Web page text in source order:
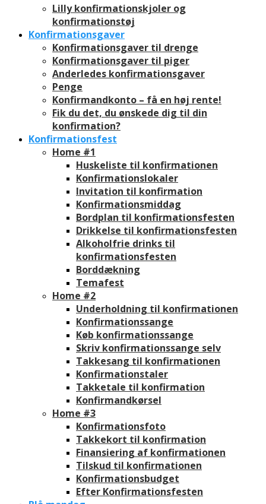
Lilly konfirmationskjoler og
konfirmationstøj
Konfirmationsgaver
Konfirmationsgaver til drenge
Konfirmationsgaver til piger
Anderledes konfirmationsgaver
Penge
Konfirmandkonto – få en høj rente!
Fik du det, du ønskede dig til din
konfirmation?
Konfirmationsfest
Home #1
Huskeliste til konfirmationen
Konfirmationslokaler
Invitation til konfirmation
Konfirmationsmiddag
Bordplan til konfirmationsfesten
Drikkelse til konfirmationsfesten
Alkoholfrie drinks til
konfirmationsfesten
Borddækning
Temafest
Home #2
Underholdning til konfirmationen
Konfirmationssange
Køb konfirmationssange
Skriv konfirmationssange selv
Takkesang til konfirmationen
Konfirmationstaler
Takketale til konfirmation
Konfirmandkørsel
Home #3
Konfirmationsfoto
Takkekort til konfirmation
Finansiering af konfirmationen
Tilskud til konfirmationen
Konfirmationsbudget
Efter Konfirmationsfesten